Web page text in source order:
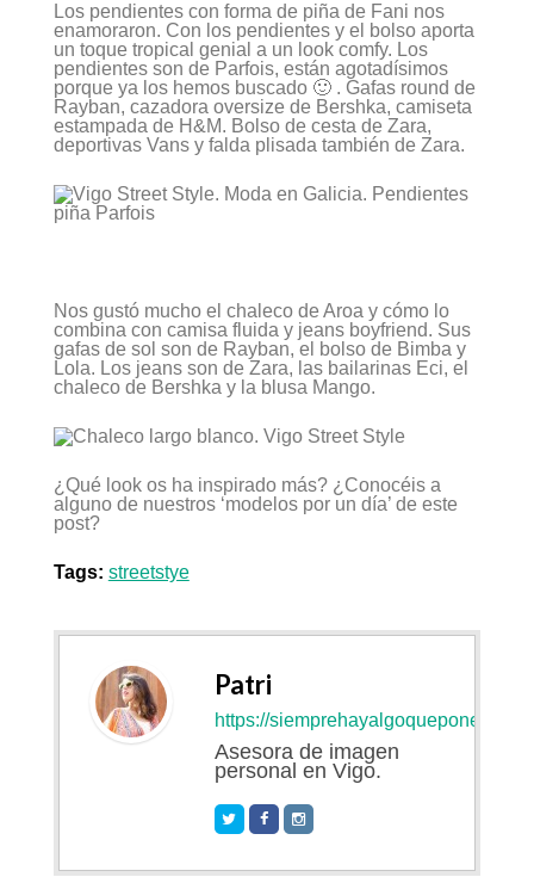
Los pendientes con forma de piña de Fani nos
enamoraron. Con los pendientes y el bolso aporta
un toque tropical genial a un look comfy. Los
pendientes son de Parfois, están agotadísimos
porque ya los hemos buscado 🙂 . Gafas round de
Rayban, cazadora oversize de Bershka, camiseta
estampada de H&M. Bolso de cesta de Zara,
deportivas Vans y falda plisada también de Zara.
Nos gustó mucho el chaleco de Aroa y cómo lo
combina con camisa fluida y jeans boyfriend. Sus
gafas de sol son de Rayban, el bolso de Bimba y
Lola. Los jeans son de Zara, las bailarinas Eci, el
chaleco de Bershka y la blusa Mango.
¿Qué look os ha inspirado más? ¿Conocéis a
alguno de nuestros ‘modelos por un día’ de este
post?
Tags: streetstye
Patri
https://
Asesora de imagen
personal en Vigo.